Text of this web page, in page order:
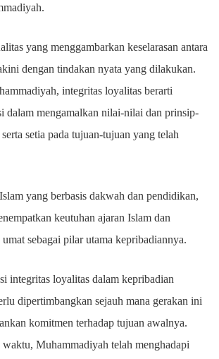
yang menggambarkan keselarasan antara
dengan tindakan nyata yang dilakukan.
integritas loyalitas berarti
dalam mengamalkan nilai-nilai dan prinsip-
setia pada tujuan-tujuan yang telah
yang berbasis dakwah dan pendidikan,
keutuhan ajaran Islam dan
sebagai pilar utama kepribadiannya.
integritas loyalitas dalam kepribadian
dipertimbangkan sejauh mana gerakan ini
komitmen terhadap tujuan awalnya.
Muhammadiyah telah menghadapi